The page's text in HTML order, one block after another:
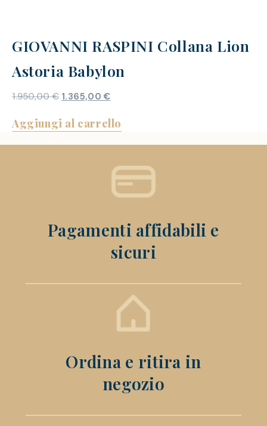
GIOVANNI RASPINI Collana Lion
Astoria Babylon
1.950,00€ 1.365,00€
Aggiungi al carrello
Pagamenti affidabili e
sicuri
Ordina e ritira in
negozio